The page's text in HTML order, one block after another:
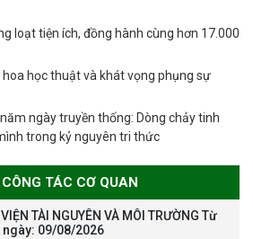
loạt tiện ích, đồng hành cùng hơn 17.000
học thuật và khát vọng phụng sự
ngày truyền thống: Dòng chảy tinh
trong kỷ nguyên tri thức
TÁC CƠ QUAN
TÀI NGUYÊN VÀ MÔI TRƯỜNG Từ
09/08/2026